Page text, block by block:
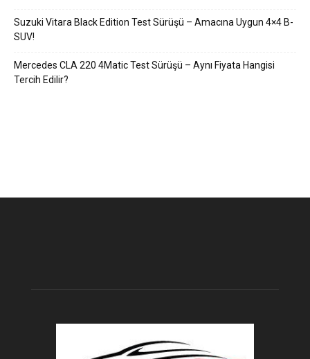
Suzuki Vitara Black Edition Test Sürüşü – Amacına Uygun 4×4 B-
SUV!
Mercedes CLA 220 4Matic Test Sürüşü – Aynı Fiyata Hangisi
Tercih Edilir?